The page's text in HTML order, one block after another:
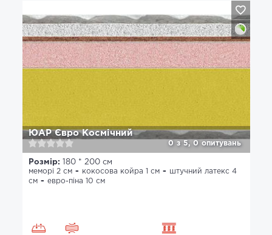
ЮАР Євро Космічний
0 з 5, 0 опитувань
Розмір: 180 * 200 см
меморі 2 см
кокосова койра 1 см
штучний латекс 4
см
евро-піна 10 см